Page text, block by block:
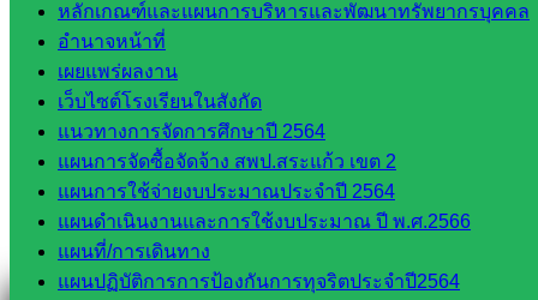
หลักเกณฑ์และแผนการบริหารและพัฒนาทรัพยากรบุคคล
อำนาจหน้าที่
เผยแพร่ผลงาน
เว็บไซต์โรงเรียนในสังกัด
แนวทางการจัดการศึกษาปี 2564
แผนการจัดซื้อจัดจ้าง สพป.สระแก้ว เขต 2
แผนการใช้จ่ายงบประมาณประจำปี 2564
แผนดำเนินงานและการใช้งบประมาณ ปี พ.ศ.2566
แผนที่/การเดินทาง
แผนปฏิบัติการการป้องกันการทุจริตประจำปี2564
Tel 037-232263:
Messenger
Facebook